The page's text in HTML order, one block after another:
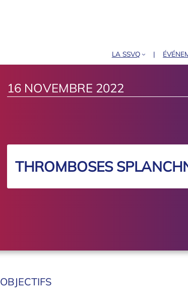
LA SSVQ
16 NOVEMBRE 2022
THROMBOSES
OBJECTIFS